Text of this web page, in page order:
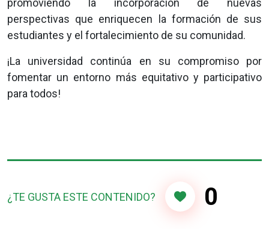
promoviendo la incorporación de nuevas
perspectivas que enriquecen la formación de sus
estudiantes y el fortalecimiento de su comunidad.
¡La universidad continúa en su compromiso por
fomentar un entorno más equitativo y participativo
para todos!
¿TE GUSTA ESTE CONTENIDO? 0